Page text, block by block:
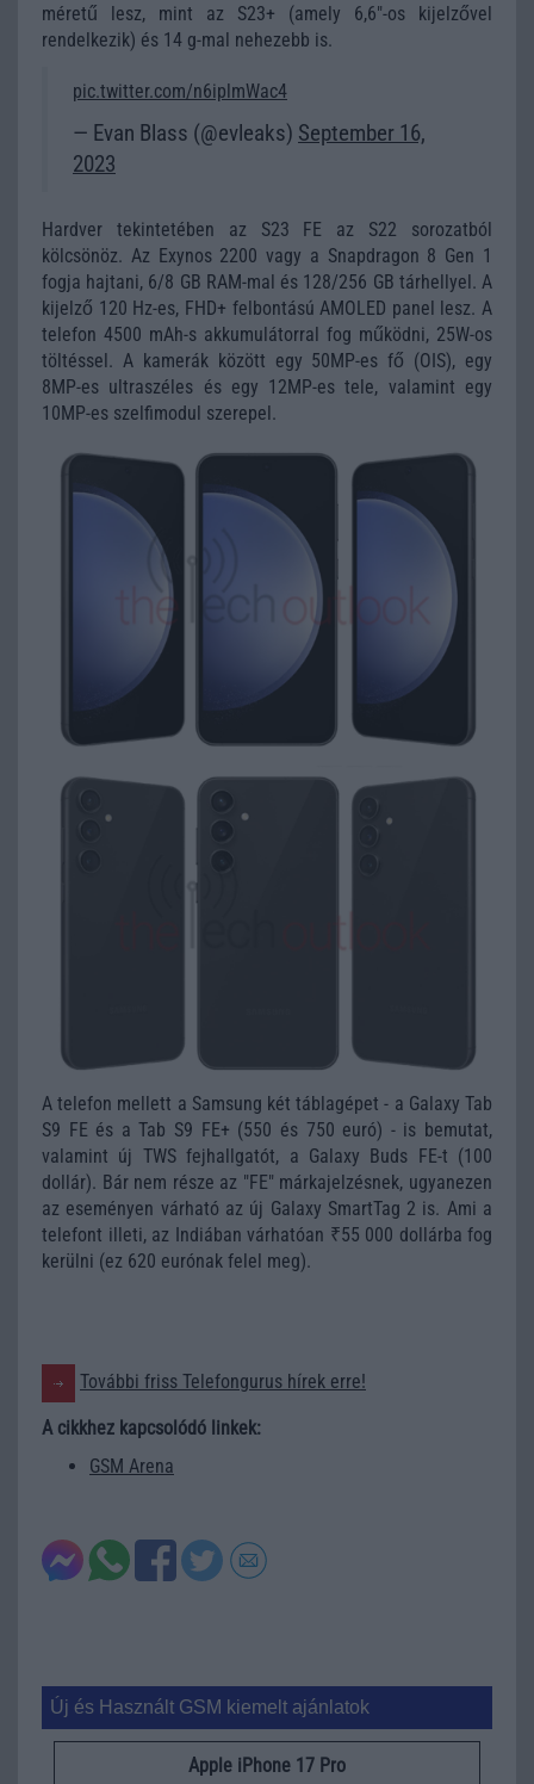
méretű lesz, mint az S23+ (amely 6,6"-os kijelzővel
rendelkezik) és 14 g-mal nehezebb is.
pic.twitter.com/n6iplmWac4
— Evan Blass (@evleaks) September 16,
2023
Hardver tekintetében az S23 FE az S22 sorozatból
kölcsönöz. Az Exynos 2200 vagy a Snapdragon 8 Gen 1
fogja hajtani, 6/8 GB RAM-mal és 128/256 GB tárhellyel. A
kijelző 120 Hz-es, FHD+ felbontású AMOLED panel lesz. A
telefon 4500 mAh-s akkumulátorral fog működni, 25W-os
töltéssel. A kamerák között egy 50MP-es fő (OIS), egy
8MP-es ultraszéles és egy 12MP-es tele, valamint egy
10MP-es szelfimodul szerepel.
A telefon mellett a Samsung két táblagépet - a Galaxy Tab
S9 FE és a Tab S9 FE+ (550 és 750 euró) - is bemutat,
valamint új TWS fejhallgatót, a Galaxy Buds FE-t (100
dollár). Bár nem része az "FE" márkajelzésnek, ugyanezen
az eseményen várható az új Galaxy SmartTag 2 is. Ami a
telefont illeti, az Indiában várhatóan ₹55 000 dollárba fog
kerülni (ez 620 eurónak felel meg).
További friss Telefongurus hírek erre!
A cikkhez kapcsolódó linkek:
GSM Arena
Új és Használt GSM kiemelt ajánlatok
Apple iPhone 17 Pro